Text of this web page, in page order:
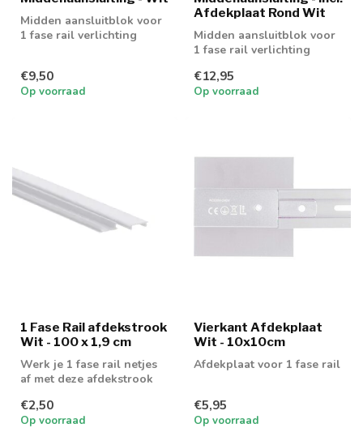
Midden aansluitblok voor
1 fase rail verlichting
€9,50
Op voorraad
Afdekplaat Rond Wit
Midden aansluitblok voor
1 fase rail verlichting
€12,95
Op voorraad
1 Fase Rail afdekstrook
Wit - 100 x 1,9 cm
Werk je 1 fase rail netjes
af met deze afdekstrook
€2,50
Op voorraad
Vierkant Afdekplaat
Wit - 10x10cm
Afdekplaat voor 1 fase rail
€5,95
Op voorraad